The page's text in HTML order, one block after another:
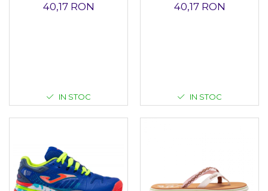
40,17 RON
IN STOC
40,17 RON
IN STOC